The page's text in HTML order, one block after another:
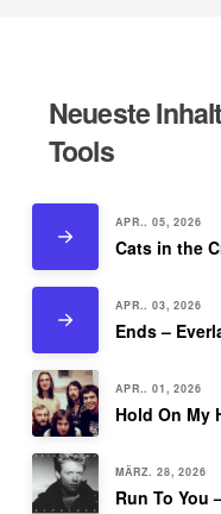
Neueste
Tools
APR.. 05, 2026
Cats in the
APR.. 03, 2026
Ends –
APR.. 01, 2026
Hold On My
MÄRZ. 28, 2026
Run To You